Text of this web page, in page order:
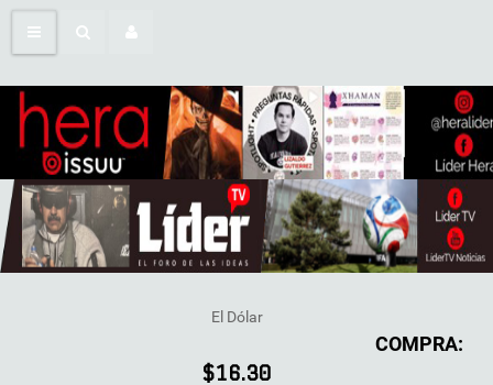
El Dólar
COMPRA:
$16.30